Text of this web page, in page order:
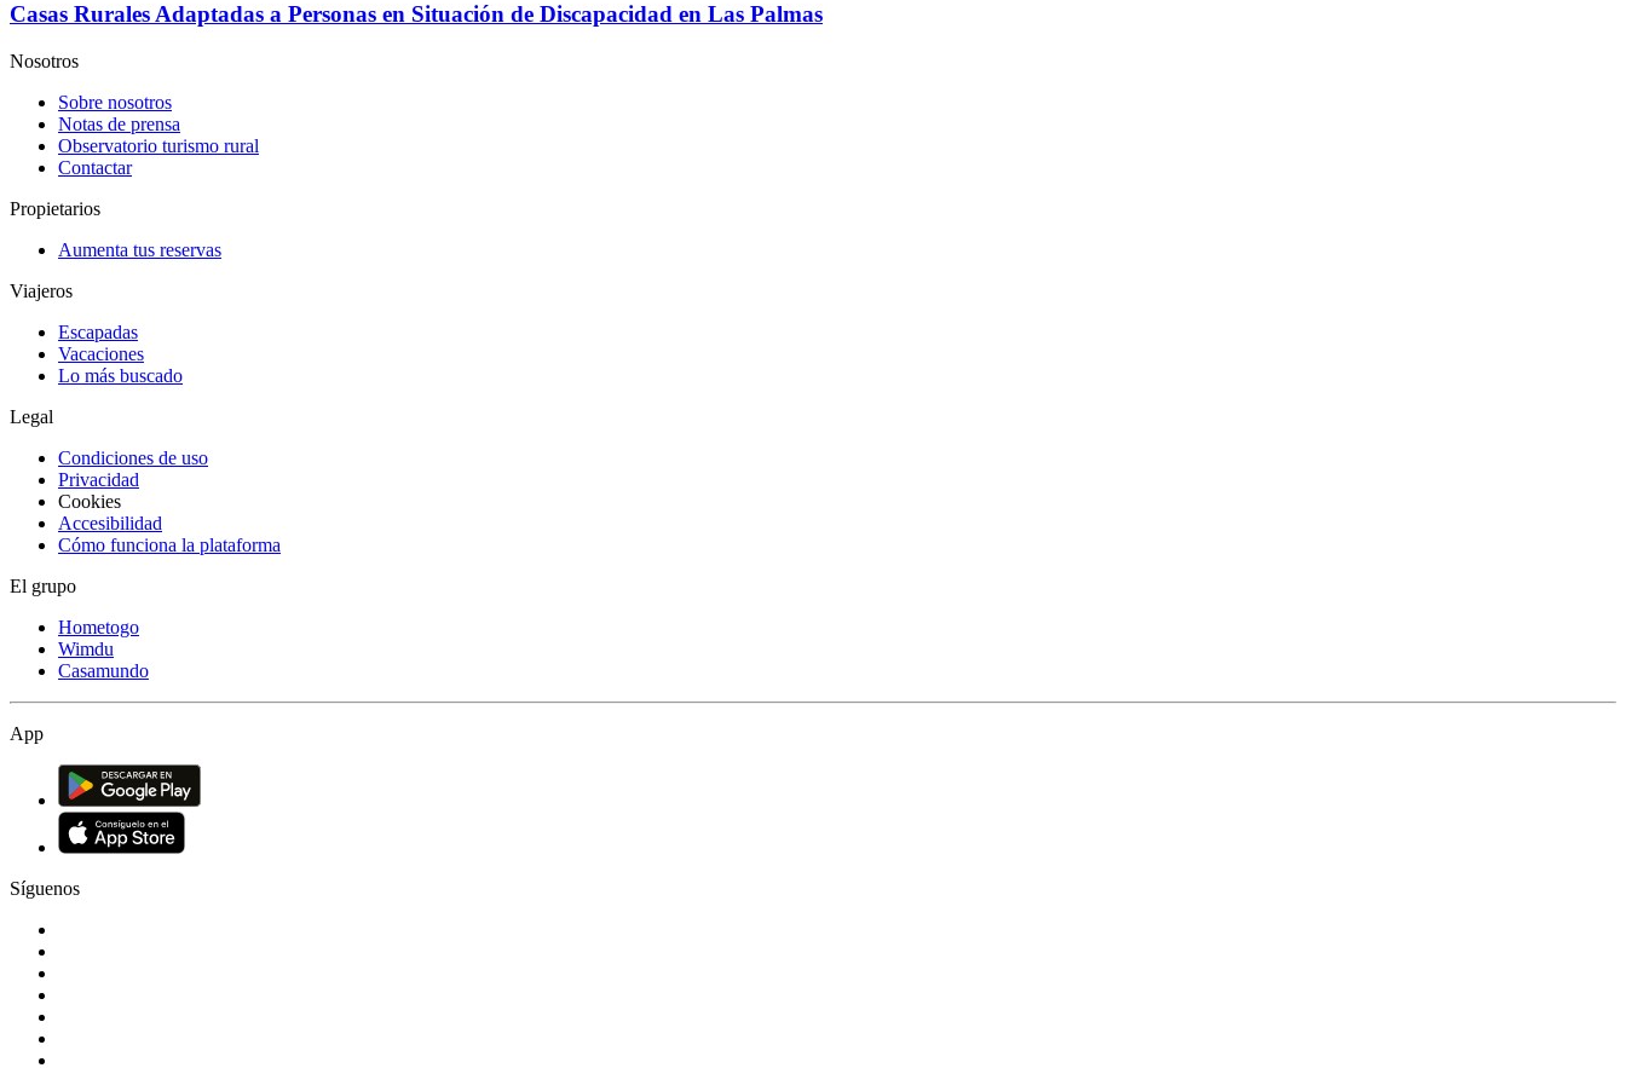
Casas Rurales Adaptadas a Personas en Situación de Discapacidad en Las Palmas
Nosotros
Sobre nosotros
Notas de prensa
Observatorio turismo rural
Contactar
Propietarios
Aumenta tus reservas
Viajeros
Escapadas
Vacaciones
Lo más buscado
Legal
Condiciones de uso
Privacidad
Cookies
Accesibilidad
Cómo funciona la plataforma
El grupo
Hometogo
Wimdu
Casamundo
App
Síguenos